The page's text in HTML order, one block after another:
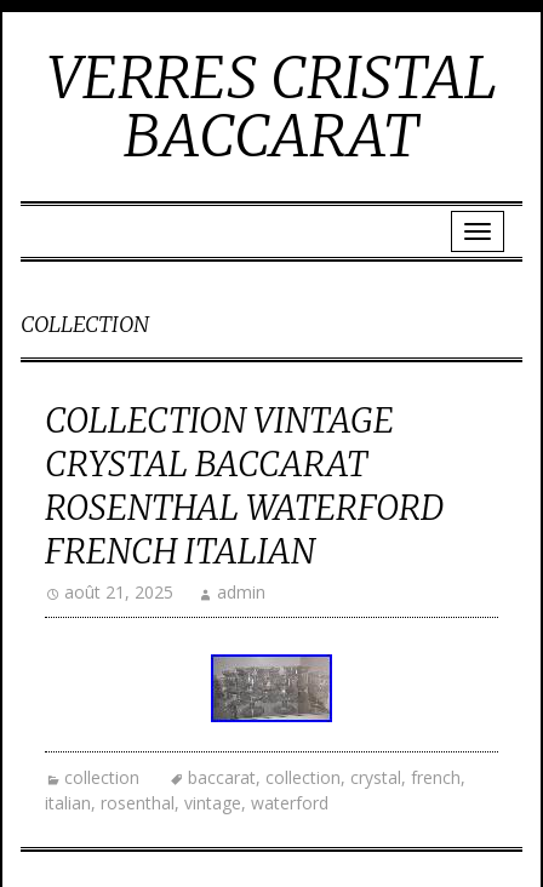
VERRES CRISTAL
BACCARAT
COLLECTION
COLLECTION VINTAGE
CRYSTAL BACCARAT
ROSENTHAL WATERFORD
FRENCH ITALIAN
août 21, 2025 admin
collection baccarat, collection, crystal, french,
italian, rosenthal, vintage, waterford